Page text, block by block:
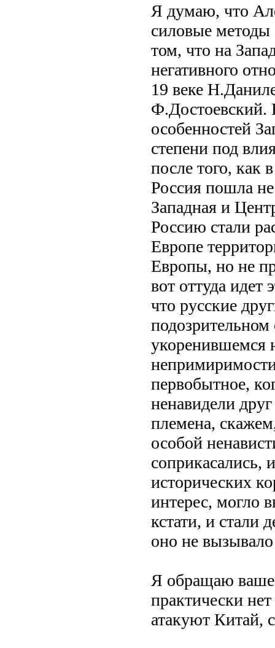
Я думаю, что
силовые методы
том, что на
негативного
19 веке
Ф.Достоевский.
особенностей
степени под
после того, как
Россия пошла
Западная и
Россию стали
Европе
Европы, но не
вот оттуда идет
что русские
укоренившемся
первобытное,
ненавидели
племена,
особой
соприкасались,
исторических
интерес, могло
кстати, и стали
оно не
Я обращаю ваше
практически
атакуют Китай,